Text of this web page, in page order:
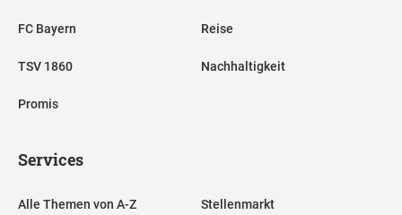
FC Bayern
TSV 1860
Promis
Reise
Nachhaltigkeit
Services
Alle Themen von A-Z Stellenmarkt